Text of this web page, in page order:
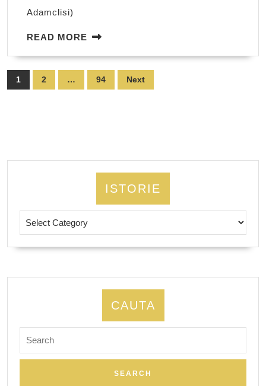
Adamclisi)
READ MORE READ
Posts
pagination
1 2 … 94 Next
ISTORIE
CAUTA
for: